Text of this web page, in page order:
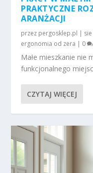
PRAKTYCZNE
ARANŻACJI
przez pergosklep.pl |
ergonomia od zera | 0
Małe mieszkanie nie
funkcjonalnego
CZYTAJ WIĘCEJ